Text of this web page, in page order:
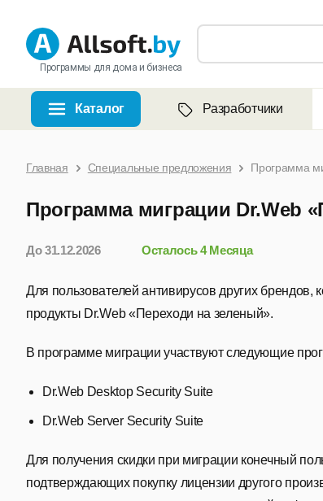
Программы для дома и бизнеса
Каталог Разработчики
Главная Специальные предложения Программа
Программа миграции Dr.Web
До 31.12.2026 Осталось 4 Месяца
Для пользователей антивирусов других
продукты Dr.Web «Переходи на зеленый».
В программе миграции участвуют следующие
Dr.Web Desktop Security Suite
Dr.Web Server Security Suite
Для получения скидки при миграции конечный
подтверждающих покупку лицензии другого